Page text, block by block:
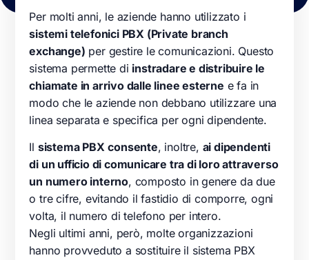
Per molti anni, le aziende hanno utilizzato i
sistemi telefonici PBX (Private branch
exchange) per gestire le comunicazioni. Questo
sistema permette di instradare e distribuire le
chiamate in arrivo dalle linee esterne e fa in
modo che le aziendenon debbano utilizzare una
linea separata e specifica per ogni dipendente.
Il sistema PBX consente, inoltre, ai dipendenti
di un ufficio di comunicare tra di loro attraverso
un numero interno, composto in genere da due
o tre cifre, evitando il fastidio di comporre, ogni
volta, il numero ditelefono per intero.
Negli ultimi anni, però, molte organizzazioni
hanno provveduto a sostituire il sistema PBX